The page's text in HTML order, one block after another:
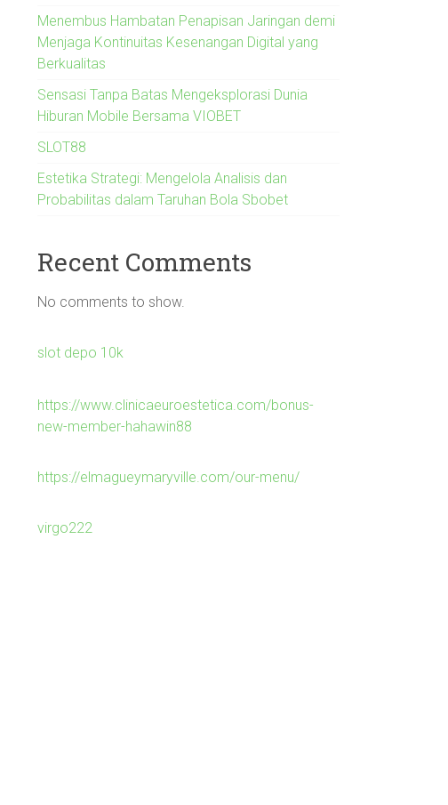
Menembus Hambatan Penapisan Jaringan demi
Menjaga Kontinuitas Kesenangan Digital yang
Berkualitas
Sensasi Tanpa Batas Mengeksplorasi Dunia
Hiburan Mobile Bersama VIOBET
SLOT88
Estetika Strategi: Mengelola Analisis dan
Probabilitas dalam Taruhan Bola Sbobet
Recent Comments
No comments to show.
slot depo 10k
https://www.clinicaeuroestetica.com/bonus-
new-member-hahawin88
https://elmagueymaryville.com/our-menu/
virgo222